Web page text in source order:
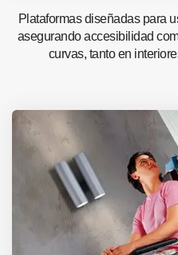
Plataformas diseñadas para
asegurando accesibilidad
curvas, tanto en